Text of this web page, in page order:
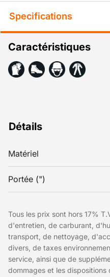
Specifications
Détails
Matériel
Portée (")
Caractéristiques
Tous les prix sont hors 17%
d'entretien, de carburant,
transport, de nettoyage,
divers, de taxes
service, ainsi que de
dommages et les